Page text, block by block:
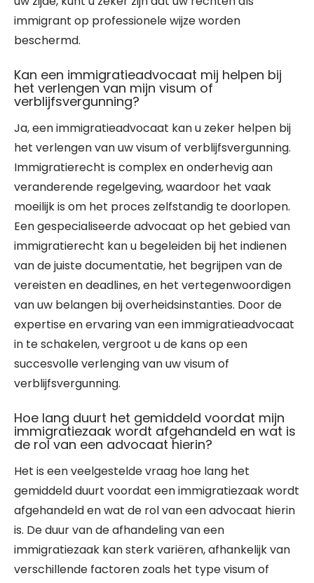
immigrant op professionele wijze worden
beschermd.
Kan een immigratieadvocaat mij helpen bij
het verlengen van mijn visum of
verblijfsvergunning?
Ja, een immigratieadvocaat kan u zeker helpen bij
het verlengen van uw visum of verblijfsvergunning.
Immigratierecht is complex en onderhevig aan
veranderende regelgeving, waardoor het vaak
moeilijk is om het proces zelfstandig te doorlopen.
Een gespecialiseerde advocaat op het gebied van
immigratierecht kan u begeleiden bij het indienen
van de juiste documentatie, het begrijpen van de
vereisten en deadlines, en het vertegenwoordigen
van uw belangen bij overheidsinstanties. Door de
expertise en ervaring van een immigratieadvocaat
in te schakelen, vergroot u de kans op een
succesvolle verlenging van uw visum of
verblijfsvergunning.
Hoe lang duurt het gemiddeld voordat mijn
immigratiezaak wordt afgehandeld en wat is
de rol van een advocaat hierin?
Het is een veelgestelde vraag hoe lang het
gemiddeld duurt voordat een immigratiezaak wordt
afgehandeld en wat de rol van een advocaat hierin
is. De duur van de afhandeling van een
immigratiezaak kan sterk variëren, afhankelijk van
verschillende factoren zoals het type visum of